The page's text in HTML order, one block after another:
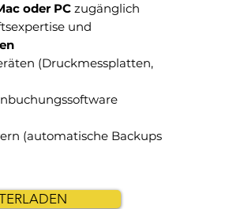
oder PC zugänglich
und
(Druckmessplatten,
(automatische Backups